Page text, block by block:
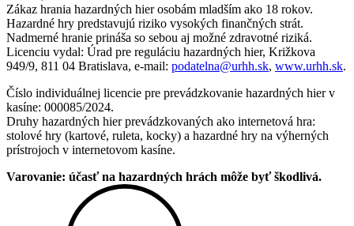
Zákaz hrania hazardných hier osobám mladším ako 18 rokov.
Hazardné hry predstavujú riziko vysokých finančných strát.
Nadmerné hranie prináša so sebou aj možné zdravotné riziká.
Licenciu vydal: Úrad pre reguláciu hazardných hier, Križkova
949/9, 811 04 Bratislava, e-mail: podatelna@urhh.sk, www.urhh.sk.
Číslo individuálnej licencie pre prevádzkovanie hazardných hier v
kasíne: 000085/2024.
Druhy hazardných hier prevádzkovaných ako internetová hra:
stolové hry (kartové, ruleta, kocky) a hazardné hry na výherných
prístrojoch v internetovom kasíne.
Varovanie: účasť na hazardných hrách môže byť škodlivá.